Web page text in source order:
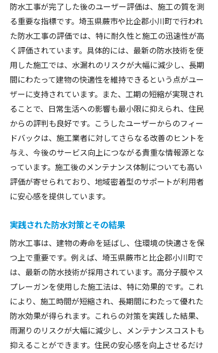
防水工事が完了した後のユーザー評価は、施工の質を測
る重要な指標です。埼玉県蕨市や比企郡小川町で行われ
た防水工事の評価では、特に耐久性と施工の迅速性が高
く評価されています。具体的には、最新の防水技術を使
用した施工では、水漏れのリスクが大幅に減少し、長期
間にわたって建物の快適性を維持できるという点がユー
ザーに支持されています。また、工期の短縮が実現され
ることで、日常生活への影響も最小限に抑えられ、住民
からの評判も良好です。こうしたユーザーからのフィー
ドバックは、施工業者に対してさらなる改善のヒントを
与え、今後のサービス向上につながる貴重な情報源とな
っています。施工後のメンテナンス体制についても高い
評価が寄せられており、地域密着型のサポートが利用者
に安心感を提供しています。
実践された防水対策とその結果
防水工事は、建物の寿命を延ばし、住環境の快適さを保
つ上で重要です。例えば、埼玉県蕨市と比企郡小川町で
は、最新の防水技術が採用されています。高分子膜やス
プレーガンを使用した施工法は、特に効果的です。これ
により、施工時間が短縮され、長期間にわたって優れた
防水効果が得られます。これらの対策を実践した結果、
雨漏りのリスクが大幅に減少し、メンテナンスコストも
抑えることができます。住民の安心感を向上させるだけ